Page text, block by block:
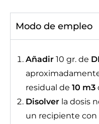
Modo de empleo
Añadir 10 gr. de
residual de 10 m3
Disolver la dosis
un recipiente con